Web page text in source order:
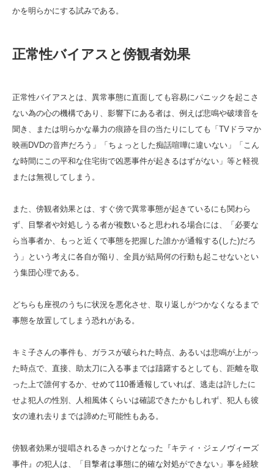
かを明らかにする試みである。
正常性バイアスと傍観者効果
正常性バイアスとは、異常事態に直面しても容易にパニックを起こさ
ない為の心の機構であり、影響下にある者は、例えば悲鳴や破壊音を
聞き、または明らかな暴力の痕跡を目の当たりにしても「TVドラマか
映画DVDの音声だろう」「ちょっとした痴話喧嘩に違いない」「こん
な時間にこの平和な住宅街で凶悪事件が起きるはずがない」等と軽視
または無視してしまう。
また、傍観者効果とは、すぐ傍で異常事態が起きているにも関わら
ず、目撃者や対処しうる者が複数いると思われる場合には、「必要な
ら当事者か、もっと近くで事態を把握した誰かが通報する(した)だろ
う」という考えに各自が陥り、全員が結局何の行動も起こせないとい
う集団心理である。
どちらも座視のうちに状況を悪化させ、取り返しがつかなくなるまで
事態を放置してしまう恐れがある。
キミ子さんの事件も、ガラスが破られた時点、あるいは悲鳴が上がっ
た時点で、直接、助太刀に入る事までは躊躇するとしても、距離を取
った上で誰何するか、せめて110番通報していれば、逃走は許したに
せよ犯人の性別、人相風体くらいは確認できたかもしれず、犯人も彼
女の連れ去りまでは諦めた可能性もある。
傍観者効果が提唱されるきっかけとなった『キティ・ジェノヴィーズ
事件』の犯人は、「目撃者は事態に的確な対処ができない」事を経験